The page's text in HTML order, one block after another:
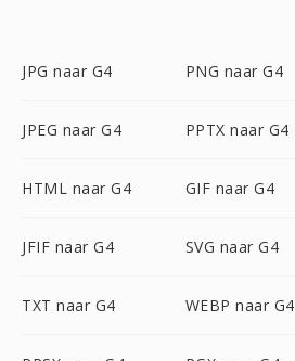
JPG naar G4 PNG naar G4
JPEG naar G4 PPTX naar G4
HTML naar G4 GIF naar G4
JFIF naar G4 SVG naar G4
TXT naar G4 WEBP naar G4